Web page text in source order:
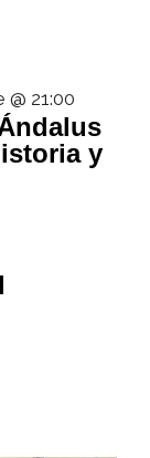
@ 21:00
y